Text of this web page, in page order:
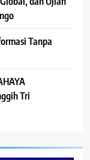
Tanpa
Tri